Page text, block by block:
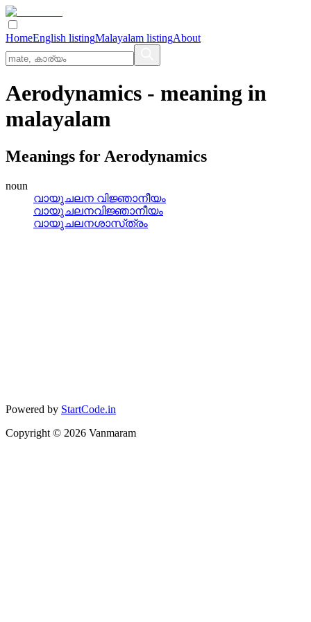
HomeEnglish listingMalayalam listingAbout
Aerodynamics - meaning in
malayalam
Meanings for Aerodynamics
noun
വായുചലന വിജ്ഞാനീയം
വായുചലനവിജ്ഞാനീയം
വായുചലനശാസ്‌ത്രം
Powered by StartCode.in
Copyright © 2026 Vanmaram